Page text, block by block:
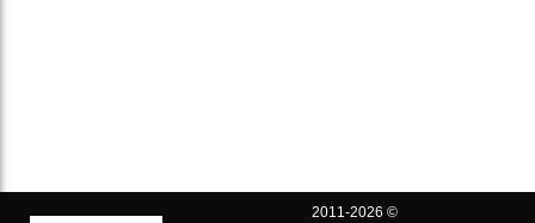
2011-2026 ©